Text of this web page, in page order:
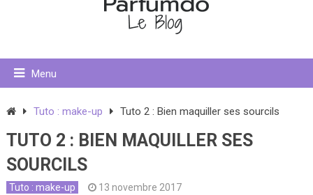
Menu
Tuto : make-up Tuto 2 : Bien maquiller ses sourcils
TUTO 2 : BIEN MAQUILLER SES
SOURCILS
Tuto : make-up 13 novembre 2017